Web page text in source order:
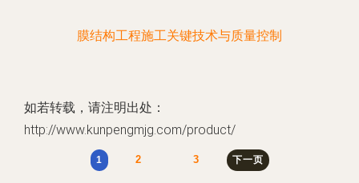
膜结构工程施工关键技术与质量控制
如若转载，请注明出处：
http://www.kunpengmjg.com/product/
1 2 3 下一页